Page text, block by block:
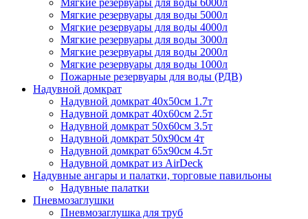
Мягкие резервуары для воды 6000л
Мягкие резервуары для воды 5000л
Мягкие резервуары для воды 4000л
Мягкие резервуары для воды 3000л
Мягкие резервуары для воды 2000л
Мягкие резервуары для воды 1000л
Пожарные резервуары для воды (РДВ)
Надувной домкрат
Надувной домкрат 40х50см 1.7т
Надувной домкрат 40х60см 2.5т
Надувной домкрат 50х60см 3.5т
Надувной домкрат 50х90см 4т
Надувной домкрат 65х90см 4.5т
Надувной домкрат из AirDeck
Надувные ангары и палатки, торговые павильоны
Надувные палатки
Пневмозаглушки
Пневмозаглушка для труб